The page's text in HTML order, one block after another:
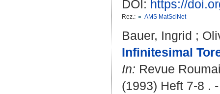
DOI: https://
Rez.: AMS MatSciNet
Bauer, Ingrid ;
Infinitesimal
In: Revue
(1993) Heft 7-8 .